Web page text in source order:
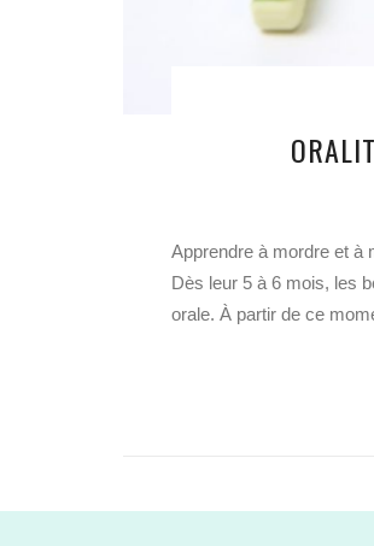
Apprendre à mordre et à
Dès leur 5 à 6 mois, les
orale. À partir de ce